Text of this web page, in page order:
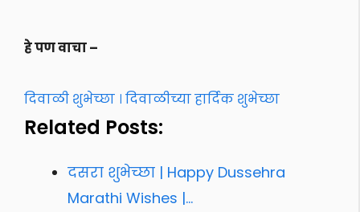
हे पण वाचा –
दिवाळी शुभेच्छा । दिवाळीच्या हार्दिक शुभेच्छा
Related Posts:
दसरा शुभेच्छा | Happy Dussehra
Marathi Wishes |…